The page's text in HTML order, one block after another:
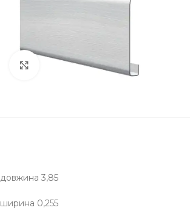
Клацніть, щоб збільшити
довжина 3,85
ширина 0,255